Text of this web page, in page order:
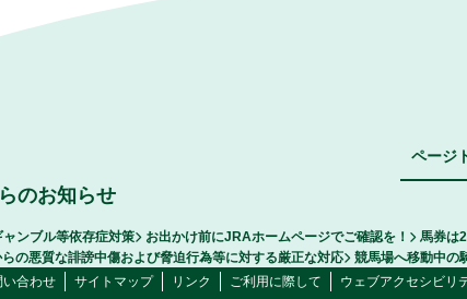
ページ
のお知らせ
ンブル等依存症対策 お出かけ前にJRAホームページでご確認を！ 馬券は
の悪質な誹謗中傷および脅迫行為等に対する厳正な対応
競馬場へ移動中の
い合わせ
サイトマップ リンク ご利用に際して ウェブアクセシビリ